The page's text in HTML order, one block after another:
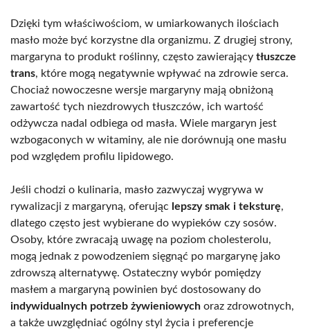
Dzięki tym właściwościom, w umiarkowanych ilościach
masło może być korzystne dla organizmu. Z drugiej strony,
margaryna to produkt roślinny, często zawierający tłuszcze
trans, które mogą negatywnie wpływać na zdrowie serca.
Chociaż nowoczesne wersje margaryny mają obniżoną
zawartość tych niezdrowych tłuszczów, ich wartość
odżywcza nadal odbiega od masła. Wiele margaryn jest
wzbogaconych w witaminy, ale nie dorównują one masłu
pod względem profilu lipidowego.
Jeśli chodzi o kulinaria, masło zazwyczaj wygrywa w
rywalizacji z margaryną, oferując lepszy smak i teksturę,
dlatego często jest wybierane do wypieków czy sosów.
Osoby, które zwracają uwagę na poziom cholesterolu,
mogą jednak z powodzeniem sięgnąć po margarynę jako
zdrowszą alternatywę. Ostateczny wybór pomiędzy
masłem a margaryną powinien być dostosowany do
indywidualnych potrzeb żywieniowych oraz zdrowotnych,
a także uwzględniać ogólny styl życia i preferencje